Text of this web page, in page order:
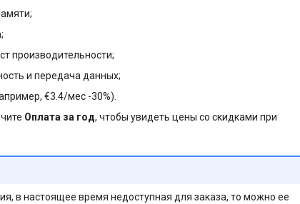
производительности;
и передача данных;
€3.4/мес -30%).
Оплата за год, чтобы увидеть цены со скидками при
в настоящее время недоступная для заказа, то можно ее